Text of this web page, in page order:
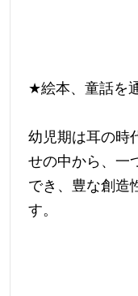
★絵本、童話を
幼児期は耳の時
せの中から、一
でき、豊な創造
す。